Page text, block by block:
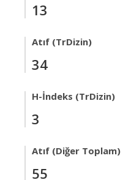
13
Atıf (TrDizin)
34
H-İndeks (TrDizin)
3
Atıf (Diğer Toplam)
55